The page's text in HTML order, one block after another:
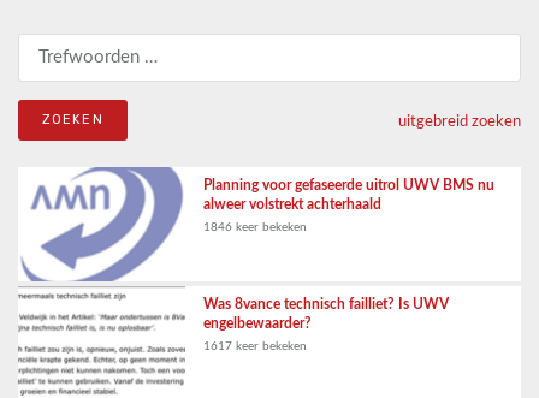
uitgebreid zoeken
Planning voor gefaseerde uitrol UWV BMS nu
alweer volstrekt achterhaald
1846 keer bekeken
Was 8vance technisch failliet? Is UWV
engelbewaarder?
1617 keer bekeken